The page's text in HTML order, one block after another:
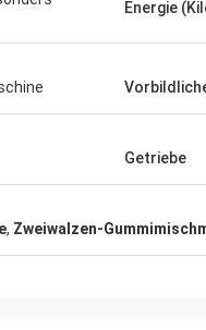
Energie
Getriebe
, Zweiwalzen-